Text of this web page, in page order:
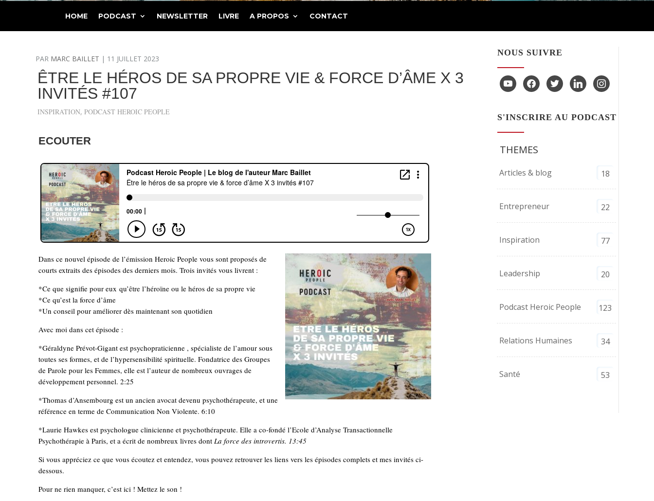
HOME PODCAST NEWSLETTER LIVRE A PROPOS CONTACT
PAR MARC BAILLET | 11 JUILLET 2023
ÊTRE LE HÉROS DE SA PROPRE VIE & FORCE D’ÂME X 3
INVITÉS #107
INSPIRATION, PODCAST HEROIC PEOPLE
ECOUTER
Dans ce nouvel épisode de l’émission Heroic People vous sont proposés de
courts extraits des épisodes des derniers mois. Trois invités vous livrent :
*Ce que signifie pour eux qu’être l’héroïne ou le héros de sa propre vie
*Ce qu’est la force d’âme
*Un conseil pour améliorer dès maintenant son quotidien
Avec moi dans cet épisode :
*Géraldyne Prévot-Gigant est psychopraticienne , spécialiste de l’amour sous
toutes ses formes, et de l’hypersensibilité spirituelle. Fondatrice des Groupes
de Parole pour les Femmes, elle est l’auteur de nombreux ouvrages de
développement personnel. 2:25
*Thomas d’Ansembourg est un ancien avocat devenu psychothérapeute, et une
référence en terme de Communication Non Violente. 6:10
*Laurie Hawkes est psychologue clinicienne et psychothérapeute. Elle a co-fondé l’Ecole d’Analyse Transactionnelle
Psychothérapie à Paris, et a écrit de nombreux livres dont La force des introvertis. 13:45
Si vous appréciez ce que vous écoutez et entendez, vous pouvez retrouver les liens vers les épisodes complets et mes invités ci-
dessous.
Pour ne rien manquer, c’est ici ! Mettez le son !
NOUS SUIVRE
youtubefacebooktwitter linkedin instagram
S'INSCRIRE AU PODCAST
THEMES
Articles & blog 18
Entrepreneur 22
Inspiration 77
Leadership 20
Podcast Heroic People 123
Relations Humaines 34
Santé 53